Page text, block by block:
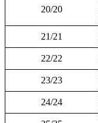
20/20
21/21
22/22
23/23
24/24